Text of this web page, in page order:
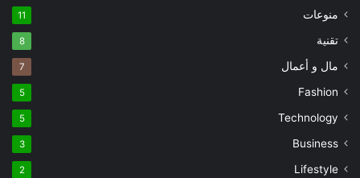
منوعات 11
تقنية 8
مال و أعمال 7
Fashion
5
Technology
5
Business
3
Lifestyle
2